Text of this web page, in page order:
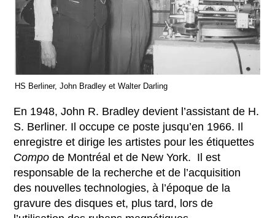
HS Berliner, John Bradley et Walter Darling
En 1948, John R. Bradley devient l’assistant de H.
S. Berliner. Il occupe ce poste jusqu’en 1966. Il
enregistre et dirige les artistes pour les étiquettes
Compode Montréal et de New York. Il est
responsable de la recherche et de l’acquisition
des nouvelles technologies, à l’époque de la
gravure des disques et, plus tard, lors de